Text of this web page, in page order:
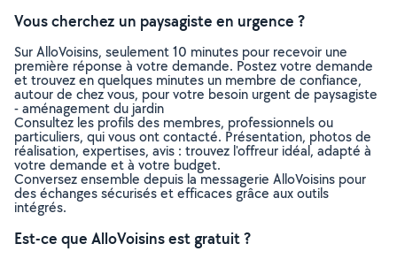
Vous cherchez un paysagiste en urgence ?
Sur AlloVoisins, seulement 10 minutes pour recevoir une
première réponse à votre demande. Postez votre demande
et trouvez en quelques minutes un membre de confiance,
autour de chez vous, pour votre besoin urgent de paysagiste
- aménagement du jardin
Consultez les profils des membres, professionnels ou
particuliers, qui vous ont contacté. Présentation, photos de
réalisation, expertises, avis : trouvez l'offreur idéal, adapté à
votre demande et à votre budget.
Conversez ensemble depuis la messagerie AlloVoisins pour
des échanges sécurisés et efficaces grâce aux outils
intégrés.
Est-ce que AlloVoisins est gratuit ?